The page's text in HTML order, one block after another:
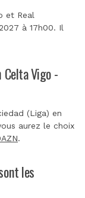
et Real
à 17h00. Il
Vigo -
(Liga) en
aurez le choix
.
les